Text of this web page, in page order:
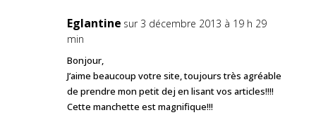
Eglantine sur 3 décembre 2013 à 19 h 29
min
Bonjour,
J’aime beaucoup votre site, toujours très agréable
de prendre mon petit dej en lisant vos articles!!!!
Cette manchette est magnifique!!!